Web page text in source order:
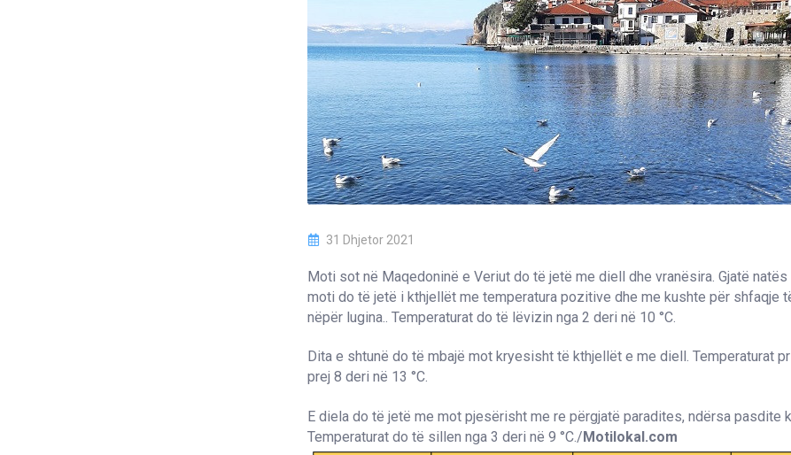
31 Dhjetor 2021
Moti sot në Maqedoninë e Veriut do të jetë me diell dhe vranësira. Gjatë
moti do të jetë i kthjellët me temperatura pozitive dhe me kushte për shfaqje
nëpër lugina.. Temperaturat do të lëvizin nga 2 deri në 10 °C.
Dita e shtunë do të mbajë mot kryesisht të kthjellët e me diell. Temperaturat
prej 8 deri në 13 °C.
E diela do të jetë me mot pjesërisht me re përgjatë paradites, ndërsa pasdite
Temperaturat do të sillen nga 3 deri në 9 °C./Motilokal.com